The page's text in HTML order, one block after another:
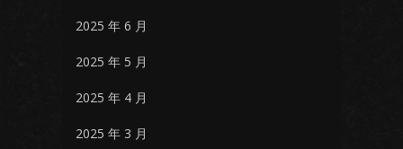
2025 年 6 月
2025 年 5 月
2025 年 4 月
2025 年 3 月